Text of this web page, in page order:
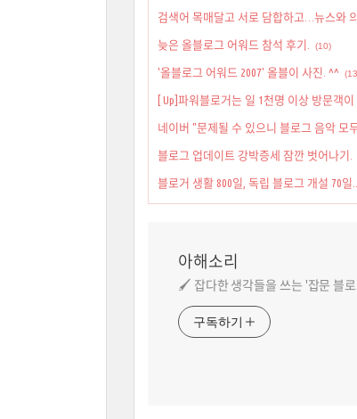
검색어 목매달고 서로 담합하고…뉴스와
늦은 올블로그 어워드 참석 후기. (10)
'올블로그 어워드 2007' 올블이 사진. ^^
[ Up]파워블로거는 일 1천명 이상 방문객이
네이버 "문제될 수 있으니 블로그 음악 모
블로그 업데이트 강박증세 잠깐 벗어나기.
블로거 생활 800일, 독립 블로그 개설 70일...
아해소리
🖌️ 잡다한 생각들을 쓰는 '잡문 블
구독하기